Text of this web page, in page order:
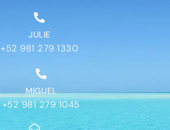
JULIE
+52 981 279 1330
MIGUEL
+52 981 279 1045